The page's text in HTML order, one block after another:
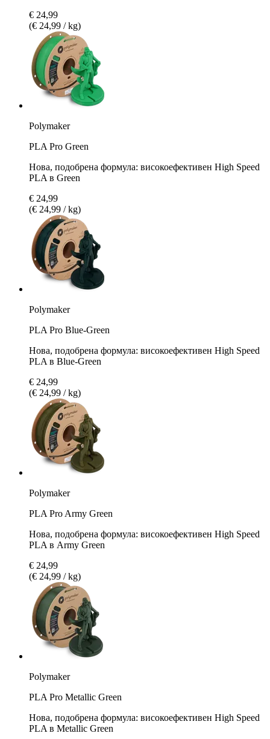
€ 24,99
(€ 24,99 / kg)
Polymaker
PLA Pro Green
Нова, подобрена формула: високоефективен High Speed
PLA в Green
€ 24,99
(€ 24,99 / kg)
Polymaker
PLA Pro Blue-Green
Нова, подобрена формула: високоефективен High Speed
PLA в Blue-Green
€ 24,99
(€ 24,99 / kg)
Polymaker
PLA Pro Army Green
Нова, подобрена формула: високоефективен High Speed
PLA в Army Green
€ 24,99
(€ 24,99 / kg)
Polymaker
PLA Pro Metallic Green
Нова, подобрена формула: високоефективен High Speed
PLA в Metallic Green